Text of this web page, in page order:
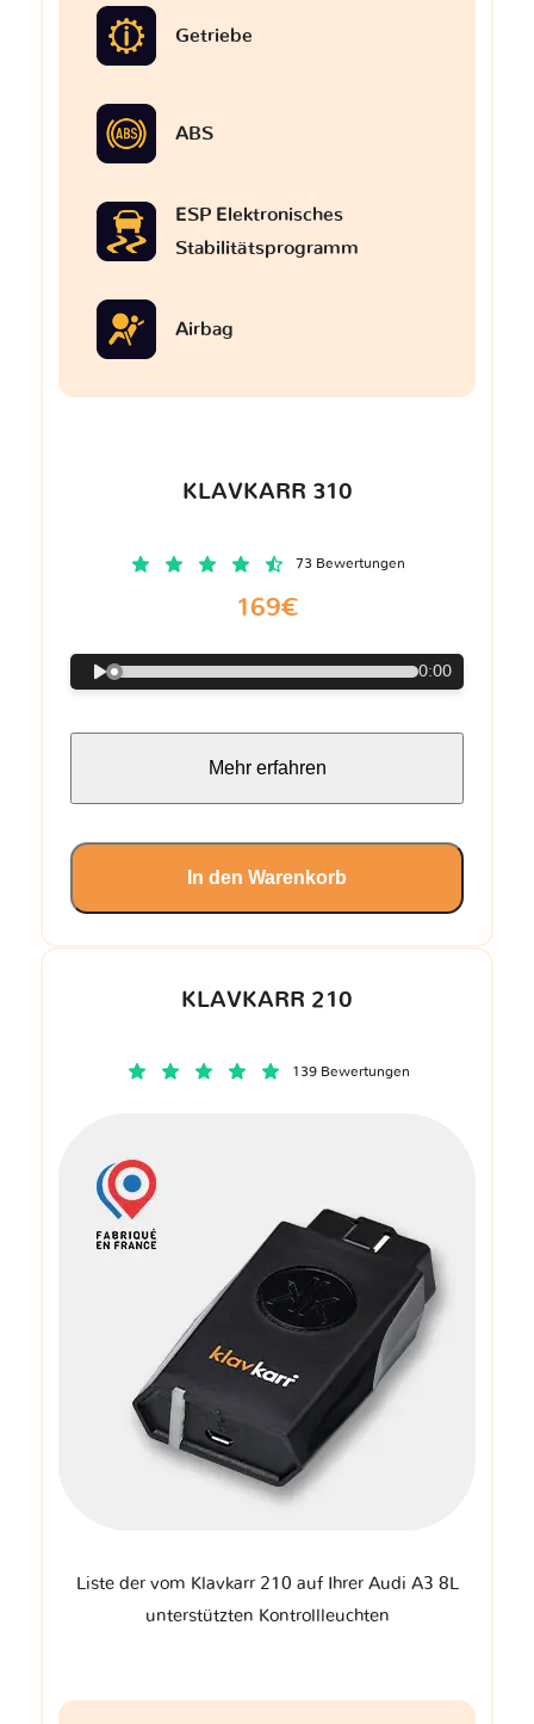
KLAVKARR 210
139 Bewertungen
Liste der vom Klavkarr 210 auf Ihrer Audi A3 8L
unterstützten Kontrollleuchten
Getriebe
ABS
ESP Elektronisches
Stabilitätsprogramm
Airbag
KLAVKARR 310
73 Bewertungen
169€
0:00
Mehr erfahren
In den Warenkorb